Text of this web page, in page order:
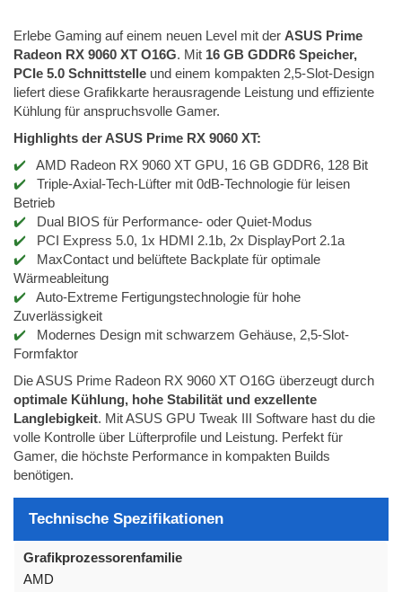
Erlebe Gaming auf einem neuen Level mit der ASUS Prime
Radeon RX 9060 XT O16G. Mit 16 GB GDDR6 Speicher,
PCIe 5.0 Schnittstelle und einem kompakten 2,5-Slot-Design
liefert diese Grafikkarte herausragende Leistung und effiziente
Kühlung für anspruchsvolle Gamer.
Highlights der ASUS Prime RX 9060 XT:
AMD Radeon RX 9060 XT GPU, 16 GB GDDR6, 128 Bit
Triple-Axial-Tech-Lüfter mit 0dB-Technologie für leisen
Betrieb
Dual BIOS für Performance- oder Quiet-Modus
PCI Express 5.0, 1x HDMI 2.1b, 2x DisplayPort 2.1a
MaxContact und belüftete Backplate für optimale
Wärmeableitung
Auto-Extreme Fertigungstechnologie für hohe
Zuverlässigkeit
Modernes Design mit schwarzem Gehäuse, 2,5-Slot-
Formfaktor
Die ASUS Prime Radeon RX 9060 XT O16G überzeugt durch
optimale Kühlung, hohe Stabilität und exzellente
Langlebigkeit. Mit ASUS GPU Tweak III Software hast du die
volle Kontrolle über Lüfterprofile und Leistung. Perfekt für
Gamer, die höchste Performance in kompakten Builds
benötigen.
Technische Spezifikationen
Grafikprozessorenfamilie
AMD